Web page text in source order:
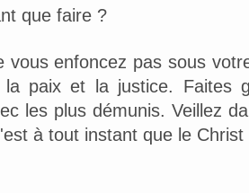
que faire ?
vous enfoncez pas sous
la paix et la justice. Faites
les plus démunis. Veillez
à tout instant que le